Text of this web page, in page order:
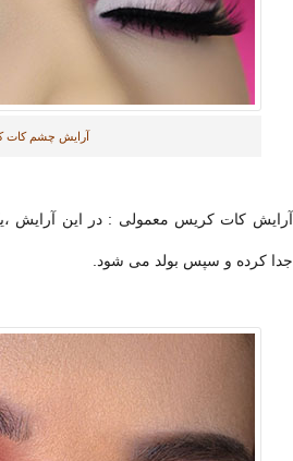
آرایش چشم کات
آرایش کات کریس معمولی : در این
جدا کرده و سپس بولد می شود.